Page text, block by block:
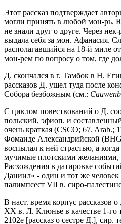
Этот рассказ подтверждает
могли принять в любой мон-рь.
не знали друг о друге. Через
выдала себя за мон. Афанасия.
располагавшийся на 18-й миле
мон-рем по вопросу о том, где
Д. скончался в г. Тамбок в Н.
рассказов Д. ушел туда после
Собора безбожным (см.:
С циклом повествований о Д.
польский, эфиоп. и
очень краткая (CSCO; 67.
Фомаиде Александрийской
воспылал к ней страстью, а
мучимые плотскими желаниями,
Расхождения в датировке
Даниил» - один и тот же человек
палимпсест VII в. сиро-
В наст. время корпус рассказов
XX в. Л. Клюнье в качестве 1-го
2102e [рассказ о сестре Д.],